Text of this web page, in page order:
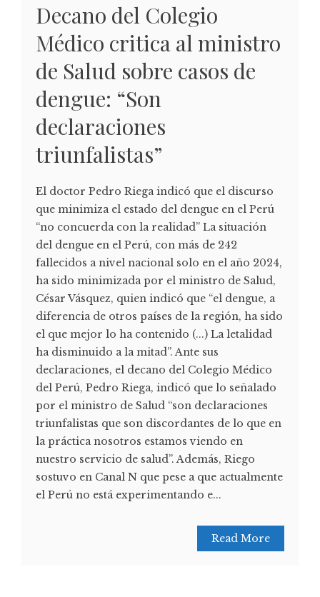
Decano del Colegio
Médico critica al ministro
de Salud sobre casos de
dengue: “Son
declaraciones
triunfalistas”
El doctor Pedro Riega indicó que el discurso
que minimiza el estado del dengue en el Perú
“no concuerda con la realidad” La situación
del dengue en el Perú, con más de 242
fallecidos a nivel nacional solo en el año 2024,
ha sido minimizada por el ministro de Salud,
César Vásquez, quien indicó que “el dengue, a
diferencia de otros países de la región, ha sido
el que mejor lo ha contenido (...) La letalidad
ha disminuido a la mitad”. Ante sus
declaraciones, el decano del Colegio Médico
del Perú, Pedro Riega, indicó que lo señalado
por el ministro de Salud “son declaraciones
triunfalistas que son discordantes de lo que en
la práctica nosotros estamos viendo en
nuestro servicio de salud”. Además, Riego
sostuvo en Canal N que pese a que actualmente
el Perú no está experimentando e...
Read More